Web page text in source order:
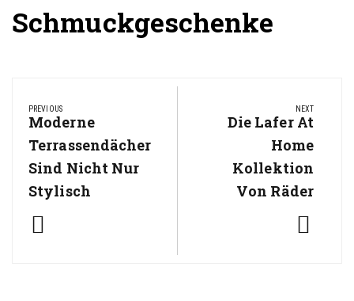
Schmuckgeschenke
Beitragsnavigation
PREVIOUS
Previous
Post:
Moderne
Terrassendächer
Sind Nicht Nur
Stylisch
NEXT
Next
Die Lafer At
Home
Kollektion
Von Räder